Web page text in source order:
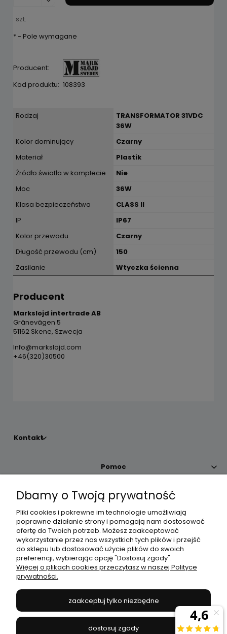
szt.
*- Pole wymagane
Producent:
Kod produktu: 108393
Rodzaj
TRANSFORMATOR 31VDC
36W
Kolor dominujący
Czarny
Materiał
Plastik
Źródło światła w komplecie
Nie
Moc
36W
Klasa bezpieczeństwa
CLASS II
IP
IP67
Kolor przewodu
Czarny
Długość przewodu (cm)
150
Zasilanie
Wtyczka ścienna
Producent
Markslojd intertrade AB
Gränevägen 5
51162 Skene, Szwecja
Info@markslojd.com
+46(320)30500
Kontakt
Pomoc
Moje konto
Płatności i dostawa
Informacje
JANEX
669-050-03-43
504 545 749//E-mail:sklep@janexmarket.pl
Dbamy o Twoją prywatność
Pliki cookies i pokrewne im technologie umożliwiają
poprawne działanie strony i pomagają nam dostosować
ofertę do Twoich potrzeb. Możesz zaakceptować
wykorzystanie przez nas wszystkich tych plików i przejść
do sklepu lub dostosować użycie plików do swoich
preferencji, wybierając opcję "Dostosuj zgody".
Więcej o plikach cookies przeczytasz w naszej Polityce
prywatności.
zaakceptuj tylko niezbędne
dostosuj zgody